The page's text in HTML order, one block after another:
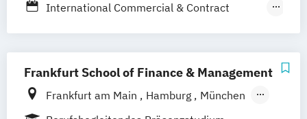
International Commercial & Contract
Compliance und Risikomanagement
Frankfurt School of Finance & Management
Frankfurt am Main Hamburg
München
Düsseldorf
Online-Campus Stuttgart